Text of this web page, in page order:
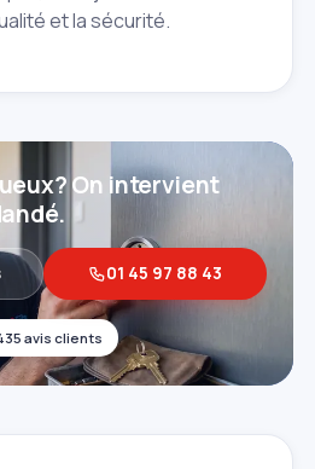
et la sécurité.
avis clients
On intervient
01 45 97 88 43